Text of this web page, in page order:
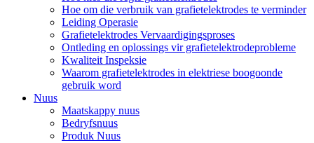
Hoe om die verbruik van grafietelektrodes te verminder
Leiding Operasie
Grafietelektrodes Vervaardigingsproses
Ontleding en oplossings vir grafietelektrodeprobleme
Kwaliteit Inspeksie
Waarom grafietelektrodes in elektriese boogoonde
gebruik word
Nuus
Maatskappy nuus
Bedryfsnuus
Produk Nuus